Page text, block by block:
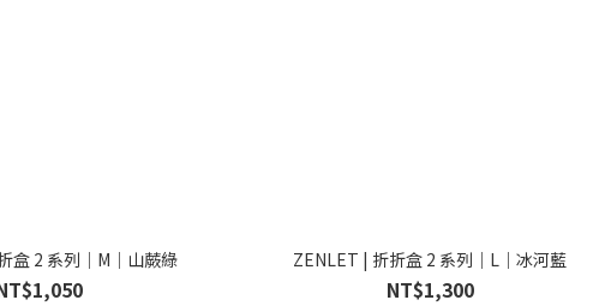
盒 2 系列｜M｜山蕨綠 ZENLET | 折折盒 2 系列｜L｜冰河藍
NT$1,300